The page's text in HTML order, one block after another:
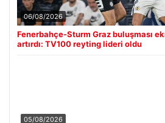
06/08/2026
Fenerbahçe-Sturm Graz buluşması
artırdı: TV100 reyting lideri oldu
05/08/2026